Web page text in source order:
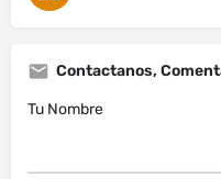
Contactanos,
Tu Nombre